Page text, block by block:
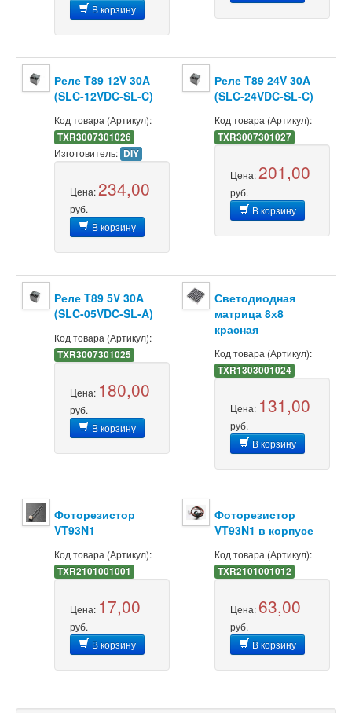
В корзину
Реле T89 12V 30A
(SLC-12VDC-SL-C)
Код товара (Артикул):
TXR3007301026
Изготовитель: DIY
Цена: 234,00
руб.
В корзину
Реле T89 24V 30A
(SLC-24VDC-SL-C)
Код товара (Артикул):
TXR3007301027
Цена: 201,00
руб.
В корзину
Реле T89 5V 30A
(SLC-05VDC-SL-A)
Код товара (Артикул):
TXR3007301025
Цена: 180,00
руб.
В корзину
Светодиодная
матрица 8х8
красная
Код товара (Артикул):
TXR1303001024
Цена: 131,00
руб.
В корзину
Фоторезистор
VT93N1
Код товара (Артикул):
TXR2101001001
Цена: 17,00
руб.
В корзину
Фоторезистор
VT93N1 в корпусе
Код товара (Артикул):
TXR2101001012
Цена: 63,00
руб.
В корзину